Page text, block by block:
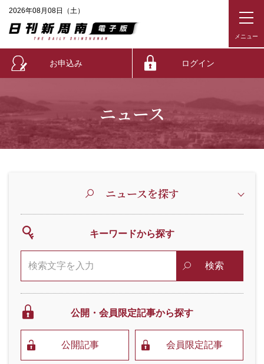
2026年08月08日（土）
お申込み ログイン
ニュース
ニュースを探す
キーワードから探す
検索
公開・会員限定記事から探す
公開記事 会員限定記事